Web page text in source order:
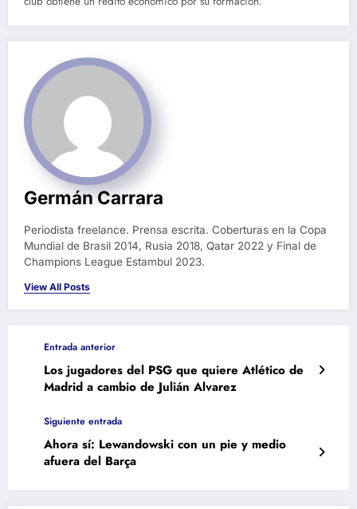
Germán Carrara
Periodista freelance. Prensa escrita. Coberturas en la Copa
Mundial de Brasil 2014, Rusia 2018, Qatar 2022 y Final de
Champions League Estambul 2023.
View All Posts
Entrada anterior
Los jugadores del PSG que quiere Atlético de
Madrid a cambio de Julián Alvarez
Siguiente entrada
Ahora sí: Lewandowski con un pie y medio
afuera del Barça